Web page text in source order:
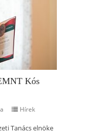
Kós
Hírek
Tanács elnöke